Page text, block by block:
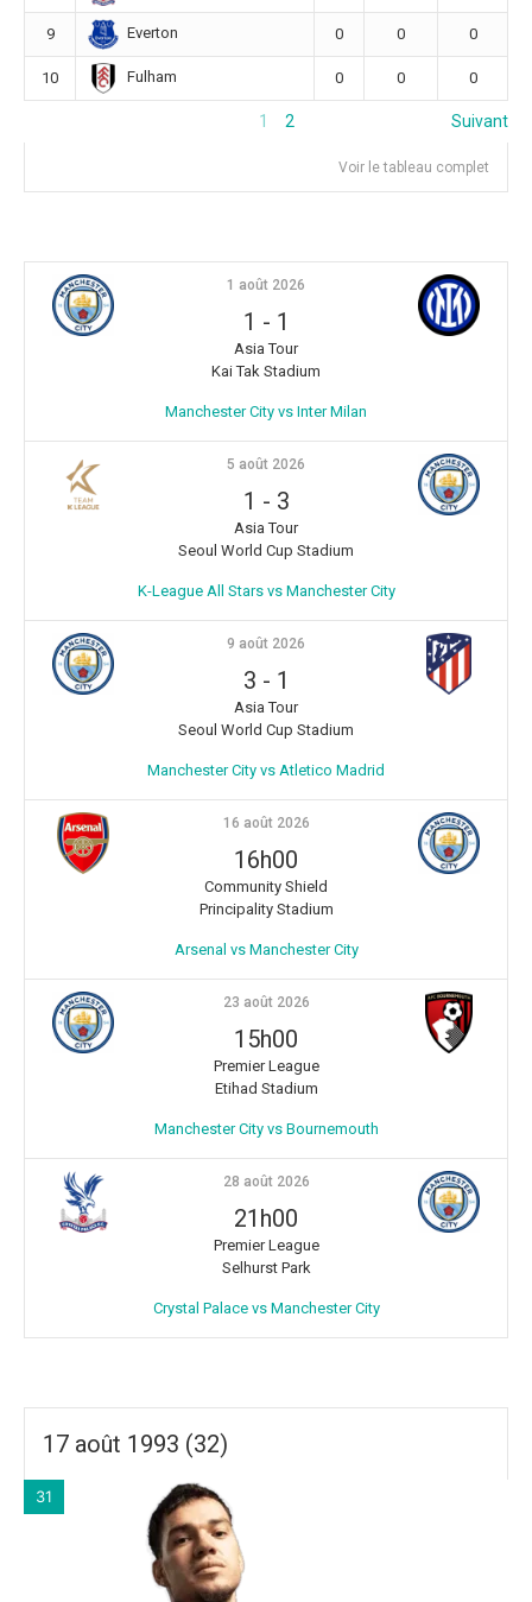
9 Everton 0 0 0
10 Fulham 0 0 0
1 2 Suivant
Voir le tableau complet
1 août 2026
1 - 1
Asia Tour
Kai Tak Stadium
Manchester City vs Inter Milan
5 août 2026
1 - 3
Asia Tour
Seoul World Cup Stadium
K-League All Stars vs Manchester City
9 août 2026
3 - 1
Asia Tour
Seoul World Cup Stadium
Manchester City vs Atletico Madrid
16 août 2026
16h00
Community Shield
Principality Stadium
Arsenal vs Manchester City
23 août 2026
15h00
Premier League
Etihad Stadium
Manchester City vs Bournemouth
28 août 2026
21h00
Premier League
Selhurst Park
Crystal Palace vs Manchester City
17 août 1993 (32)
31